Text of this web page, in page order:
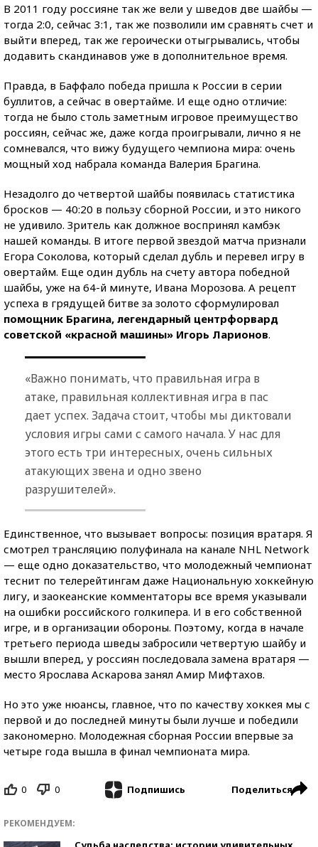
В 2011 году россияне так же вели у шведов две шайбы —
тогда 2:0, сейчас 3:1, так же позволили им сравнять счет и
выйти вперед, так же героически отыгрывались, чтобы
додавить скандинавов уже в дополнительное время.
Правда, в Баффало победа пришла к России в серии
буллитов, а сейчас в овертайме. И еще одно отличие:
тогда не было столь заметным игровое преимущество
россиян, сейчас же, даже когда проигрывали, лично я не
сомневался, что вижу будущего чемпиона мира: очень
мощный ход набрала команда Валерия Брагина.
Незадолго до четвертой шайбы появилась статистика
бросков — 40:20 в пользу сборной России, и это никого
не удивило. Зритель как должное воспринял камбэк
нашей команды. В итоге первой звездой матча признали
Егора Соколова, который сделал дубль и перевел игру в
овертайм. Еще один дубль на счету автора победной
шайбы, уже на 64-й минуте, Ивана Морозова. А рецепт
успеха в грядущей битве за золото сформулировал
помощник Брагина, легендарный центрфорвард
советской «красной машины» Игорь Ларионов.
«Важно понимать, что правильная игра в
атаке, правильная коллективная игра в пас
дает успех. Задача стоит, чтобы мы диктовали
условия игры сами с самого начала. У нас для
этого есть три интересных, очень сильных
атакующих звена и одно звено
разрушителей».
Единственное, что вызывает вопросы: позиция вратаря. Я
смотрел трансляцию полуфинала на канале NHL Network
— еще одно доказательство, что молодежный чемпионат
теснит по телерейтингам даже Национальную хоккейную
лигу, и заокеанские комментаторы все время указывали
на ошибки российского голкипера. И в его собственной
игре, и в организации обороны. Поэтому, когда в начале
третьего периода шведы забросили четвертую шайбу и
вышли вперед, у россиян последовала замена вратаря —
место Ярослава Аскарова занял Амир Мифтахов.
Но это уже нюансы, главное, что по качеству хоккея мы с
первой и до последней минуты были лучше и победили
закономерно. Молодежная сборная России впервые за
четыре года вышла в финал чемпионата мира.
0 0 Подпишись Поделиться
РЕКОМЕНДУЕМ: